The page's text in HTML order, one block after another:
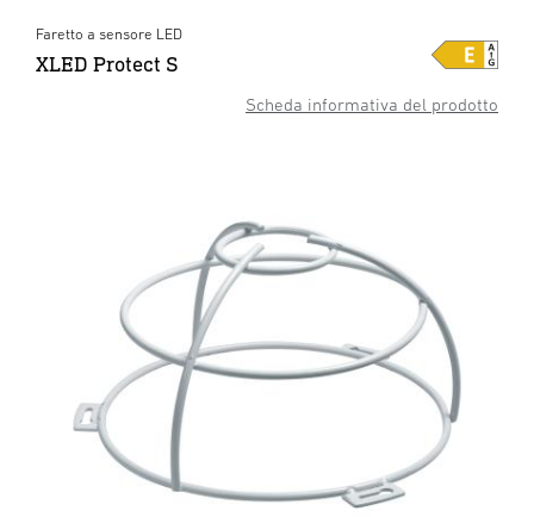
Scheda informativa del prodotto
Faretto a sensore LED
XLED Protect S